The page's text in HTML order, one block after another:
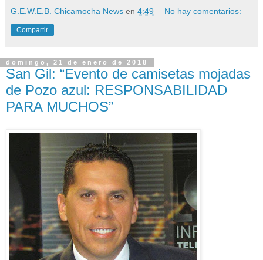
G.E.W.E.B. Chicamocha News en 4:49 No hay comentarios:
Compartir
domingo, 21 de enero de 2018
San Gil: “Evento de camisetas mojadas
de Pozo azul: RESPONSABILIDAD
PARA MUCHOS”